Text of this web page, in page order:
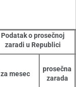
Podatak o prosečnoj
zaradi u Republici
za mesec
prosečna
zarada